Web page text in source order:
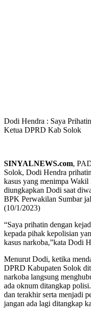
Dodi Hendra : Saya
Ketua DPRD Kab Solok
SINYALNEWS.com,
Solok, Dodi Hendra
kasus yang menimpa
diungkapkan Dodi saat
BPK Perwakilan Sumbar
(10/1/2023)
“Saya prihatin dengan
kepada pihak kepolisian
kasus narkoba,”kata Dodi
Menurut Dodi, ketika
DPRD Kabupaten Solok
narkoba langsung
ada oknum ditangkap
dan terakhir serta menjadi
jangan ada lagi ditangkap